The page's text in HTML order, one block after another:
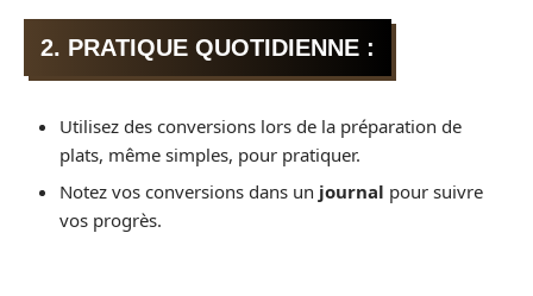
2. PRATIQUE QUOTIDIENNE :
Utilisez des conversions lors de la préparation de
plats, même simples, pour pratiquer.
Notez vos conversions dans un journal pour suivre
vos progrès.